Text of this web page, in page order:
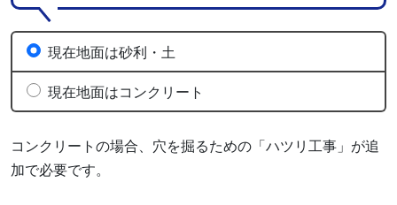
コンクリートの場合、穴を掘るための「ハツリ工事」が追
加で必要です。
現在地面は砂利・土
現在地面はコンクリート